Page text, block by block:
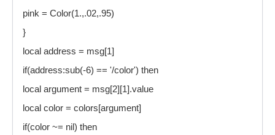
pink = Color(1.,.02,.95)
}
local address = msg[1]
if(address:sub(-6) == '/color') then
local argument = msg[2][1].value
local color = colors[argument]
if(color ~= nil) then